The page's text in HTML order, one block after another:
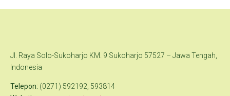
Jl. Raya Solo-Sukoharjo KM. 9 Sukoharjo 57527 – Jawa Tengah,
Indonesia
Telepon: (0271) 592192, 593814